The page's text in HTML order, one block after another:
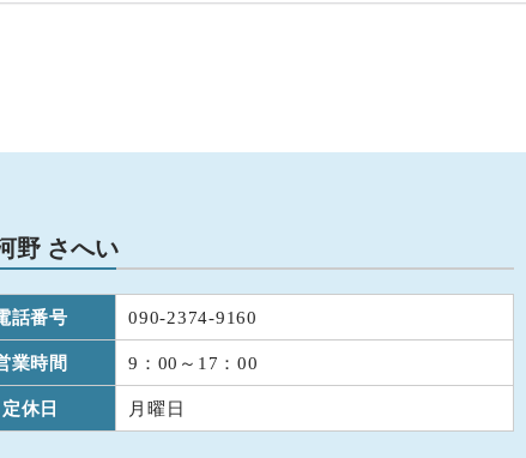
野 さへい
話番号 090-2374-9160
業時間 9：00～17：00
定休日 月曜日